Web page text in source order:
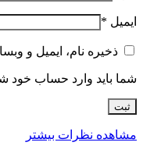
ایمیل *
ذخیره نام، ایمیل و
شما باید وارد حساب خود
مشاهده نظرات بیشتر